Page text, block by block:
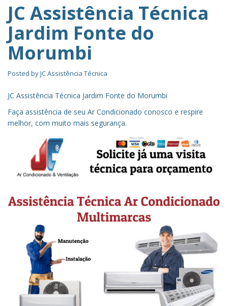
JC Assistência Técnica
Jardim Fonte do
Morumbi
Posted byJC Assistência Técnica
JC Assistência Técnica Jardim Fonte do Morumbi
Faça assistência de seu Ar Condicionado conosco e respire
melhor, com muito mais segurança.